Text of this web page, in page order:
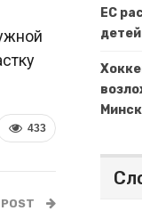
433
ЕС